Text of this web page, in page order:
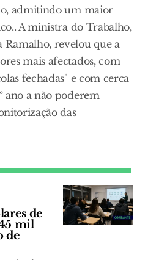
admitindo um maior
A ministra do Trabalho,
Ramalho, revelou que a
mais afectados, com
fechadas" e com cerca
ano a não poderem
das
de
mil
de